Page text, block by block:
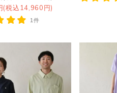
(税込14,960円)
1件